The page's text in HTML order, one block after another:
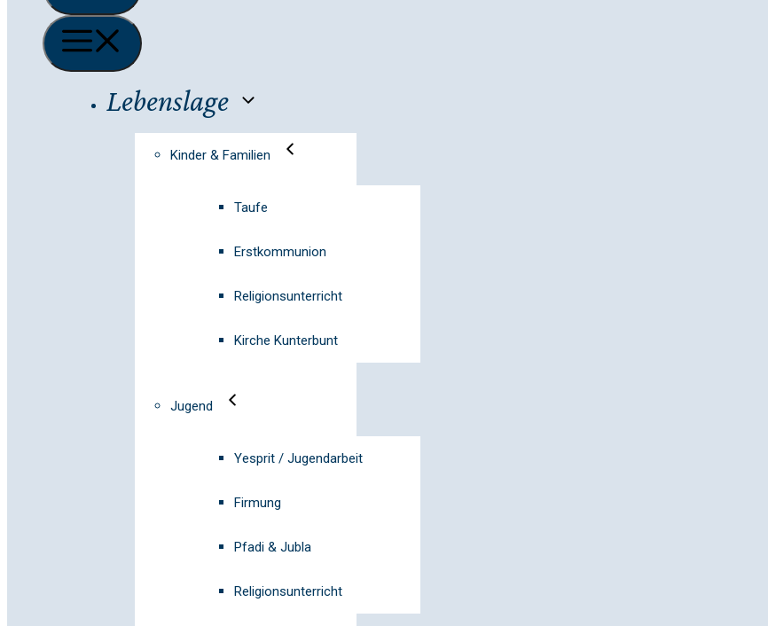
Menü
Lebenslage
Kinder & Familien
Taufe
Erstkommunion
Religionsunterricht
Kirche Kunterbunt
Jugend
Yesprit / Jugendarbeit
Firmung
Pfadi & Jubla
Religionsunterricht